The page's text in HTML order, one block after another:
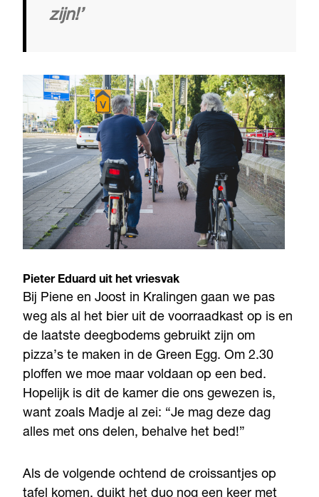
zijn!’
Pieter Eduard uit het vriesvak
Bij Piene en Joost in Kralingen gaan we pas
weg als al het bier uit de voorraadkast op is en
de laatste deegbodems gebruikt zijn om
pizza’s te maken in de Green Egg. Om 2.30
ploffen we moe maar voldaan op een bed.
Hopelijk is dit de kamer die ons gewezen is,
want zoals Madje al zei: “Je mag deze dag
alles met ons delen, behalve het bed!”
Als de volgende ochtend de croissantjes op
tafel komen, duikt het duo nog een keer met